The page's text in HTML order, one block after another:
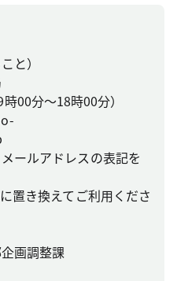
と）
時00分～18時00分）
ールアドレスの表記を
置き換えてご利用くださ
画調整課